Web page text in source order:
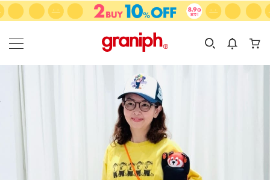
カテゴリーから探す
KIDS
カテゴリ
サイズ